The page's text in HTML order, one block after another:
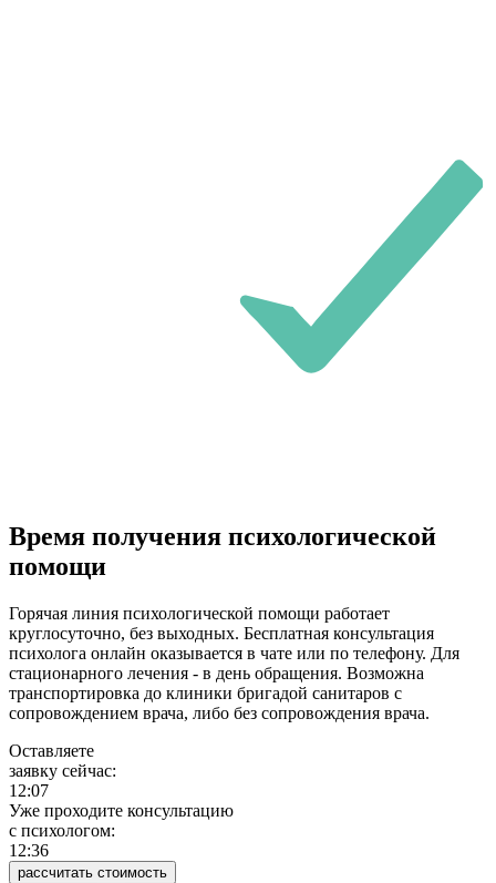
Время получения психологической
помощи
Горячая линия психологической помощи работает
круглосуточно, без выходных. Бесплатная консультация
психолога онлайн оказывается в чате или по телефону. Для
стационарного лечения - в день обращения. Возможна
транспортировка до клиники бригадой санитаров с
сопровождением врача, либо без сопровождения врача.
Оставляете
заявку сейчас:
12:07
Уже проходите консультацию
c психологом:
12:36
рассчитать стоимость